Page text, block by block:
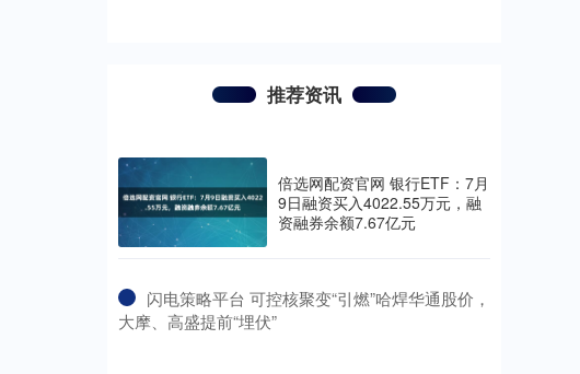
推荐资讯
倍选网配资官网 银行ETF：7月
9日融资买入4022.55万元，融
资融券余额7.67亿元
​闪电策略平台 可控核聚变“引燃”哈焊华通股价，
大摩、高盛提前“埋伏”